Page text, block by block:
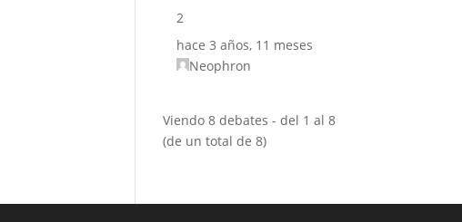
2
hace 3 años, 11 meses
Neophron
Viendo 8 debates - del 1 al 8
(de un total de 8)